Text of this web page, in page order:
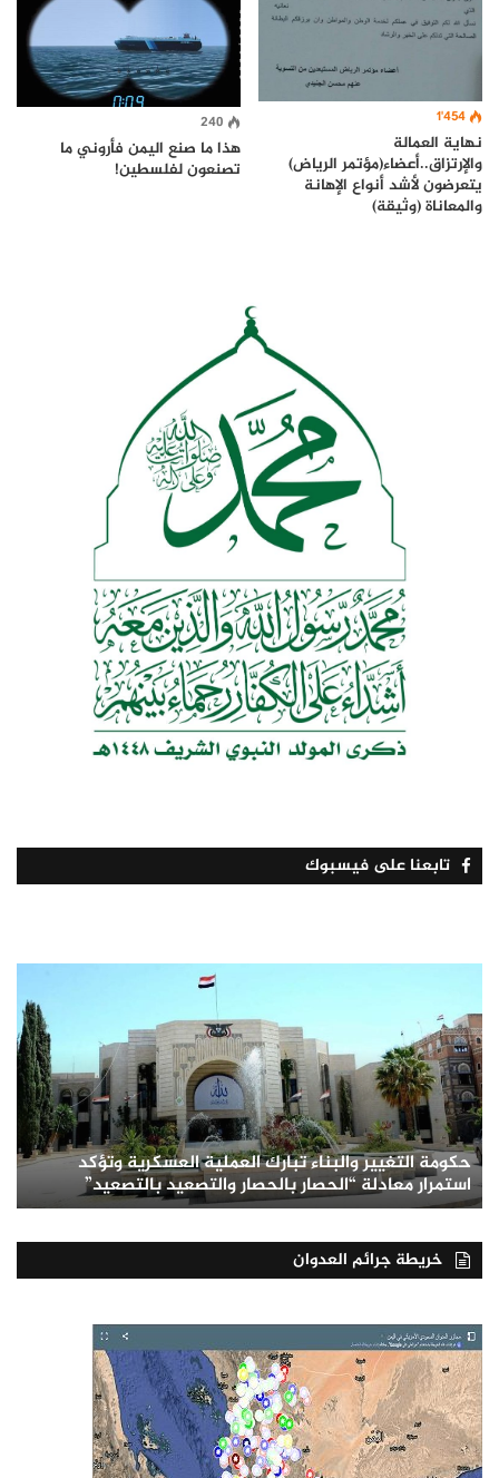
1٬454
نهاية العمالة
والإرتزاق..أعضاء(مؤتمر الرياض)
يتعرضون لأشد أنواع الإهانة
والمعاناة (وثيقة)
240
هذا ما صنع اليمن فأروني ما
تصنعون لفلسطين!
تابعنا على فيسبوك
حكومة التغيير والبناء تبارك العملية العسكرية وتؤكد
استمرار معادلة “الحصار بالحصار والتصعيد بالتصعيد”
خريطة جرائم العدوان